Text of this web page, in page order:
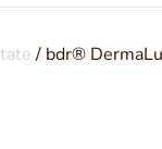
/ bdr®